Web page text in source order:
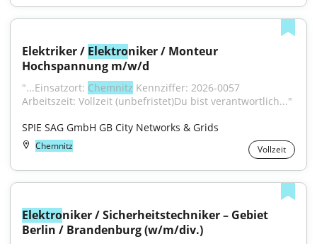
Elektriker / Elektroniker / Monteur
Hochspannung m/w/d
"...Einsatzort: Chemnitz Kennziffer: 2026-0057
Arbeitszeit: Vollzeit (unbefristet)Du bist verantwortlich..."
SPIE SAG GmbH GB City Networks & Grids
Chemnitz Vollzeit
Elektroniker / Sicherheitstechniker – Gebiet
Berlin / Brandenburg (w/m/div.)